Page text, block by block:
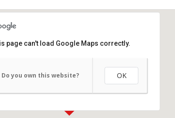
page can't load Google Maps correctly.
Do you own this website? OK